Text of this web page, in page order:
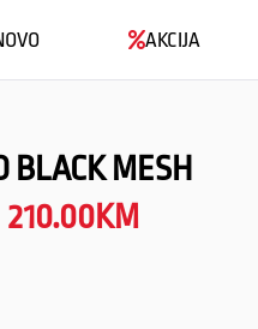
AKCIJA
BLACK MESH
210.00KM